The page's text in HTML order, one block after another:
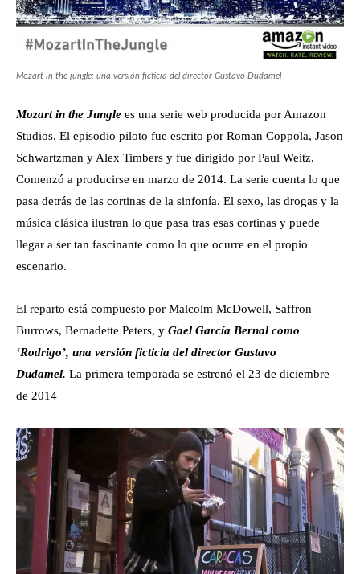
Mozart in the jungle: una versión ficticia del director Gustavo Dudamel
Mozart in the Jungle es una serie web producida por Amazon
Studios. El episodio piloto fue escrito por Roman Coppola, Jason
Schwartzman y Alex Timbers y fue dirigido por Paul Weitz.
Comenzó a producirse en marzo de 2014. La serie cuenta lo que
pasa detrás de las cortinas de la sinfonía. El sexo, las drogas y la
música clásica ilustran lo que pasa tras esas cortinas y puede
llegar a ser tan fascinante como lo que ocurre en el propio
escenario.
El reparto está compuesto por Malcolm McDowell, Saffron
Burrows, Bernadette Peters, y Gael García Bernal como
‘Rodrigo’, una versión ficticia del director Gustavo
Dudamel. La primera temporada se estrenó el 23 de diciembre
de 2014